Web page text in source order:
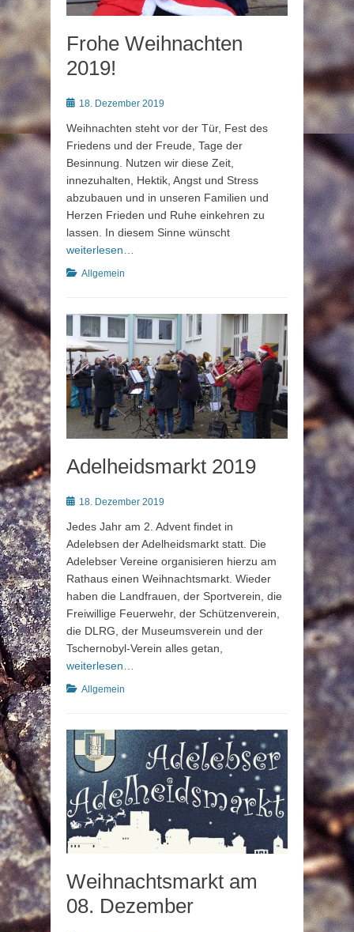
Frohe Weihnachten
2019!
Posted18. Dezember 2019
Weihnachten steht vor der Tür, Fest des
Friedens und der Freude, Tage der
Besinnung. Nutzen wir diese Zeit,
innezuhalten, Hektik, Angst und Stress
abzubauen und in unseren Familien und
Herzen Frieden und Ruhe einkehren zu
lassen. In diesem Sinne wünscht
weiterlesen…
Kategorien
Allgemein
Adelheidsmarkt 2019
Posted18. Dezember 2019
Jedes Jahr am 2. Advent findet in
Adelebsen der Adelheidsmarkt statt. Die
Adelebser Vereine organisieren hierzu am
Rathaus einen Weihnachtsmarkt. Wieder
haben die Landfrauen, der Sportverein, die
Freiwillige Feuerwehr, der Schützenverein,
die DLRG, der Museumsverein und der
Tschernobyl-Verein alles getan,
weiterlesen…
Kategorien
Allgemein
Weihnachtsmarkt am
08. Dezember